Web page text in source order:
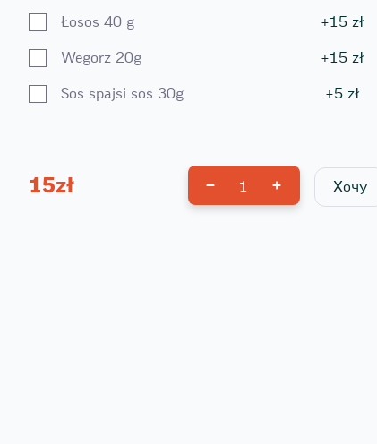
Łosos 40 g +15 zł
Wegorz 20g +15 zł
Sos spajsi sos 30g +5 zł
15zł 1 Хочу